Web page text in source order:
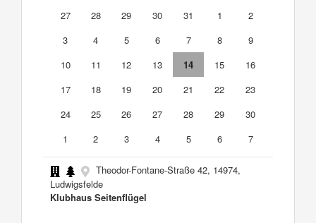
27
28 29 30 31 1
2
3
4 5 6 7 8
9
10
11 12 13 14 15
16
17
18 19 20 21 22
23
24
25 26 27 28 29
30
1
2 3 4 5 6 7
Theodor-Fontane-Straße 42, 14974,
Ludwigsfelde
Klubhaus Seitenflügel